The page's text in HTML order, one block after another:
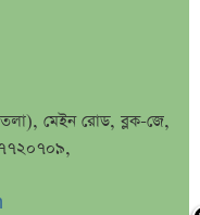
খান
গেলেন জনপ্রিয়
তলা), মেইন রোড, ব্লক-জে,